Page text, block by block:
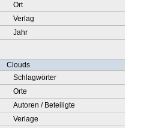
Ort
Verlag
Jahr
Clouds
Schlagwörter
Orte
Autoren / Beteiligte
Verlage